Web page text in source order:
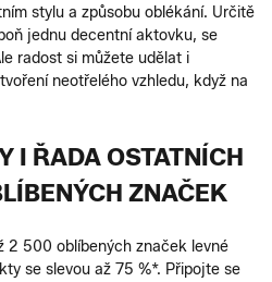
stylu a způsobu oblékání. Určitě
jednu decentní aktovku, se
radost si můžete udělat i
neotřelého vzhledu, když na
I ŘADA OSTATNÍCH
ZNAČEK
2 500 oblíbených značek levné
se slevou až 75 %*. Připojte se